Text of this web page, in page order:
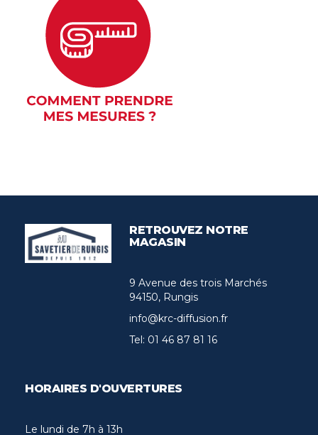
RETROUVEZ NOTRE
MAGASIN
9 Avenue des trois Marchés
94150, Rungis
info@krc-diffusion.fr
Tel: 01 46 87 81 16
HORAIRES D'OUVERTURES
Le lundi de 7h à 13h